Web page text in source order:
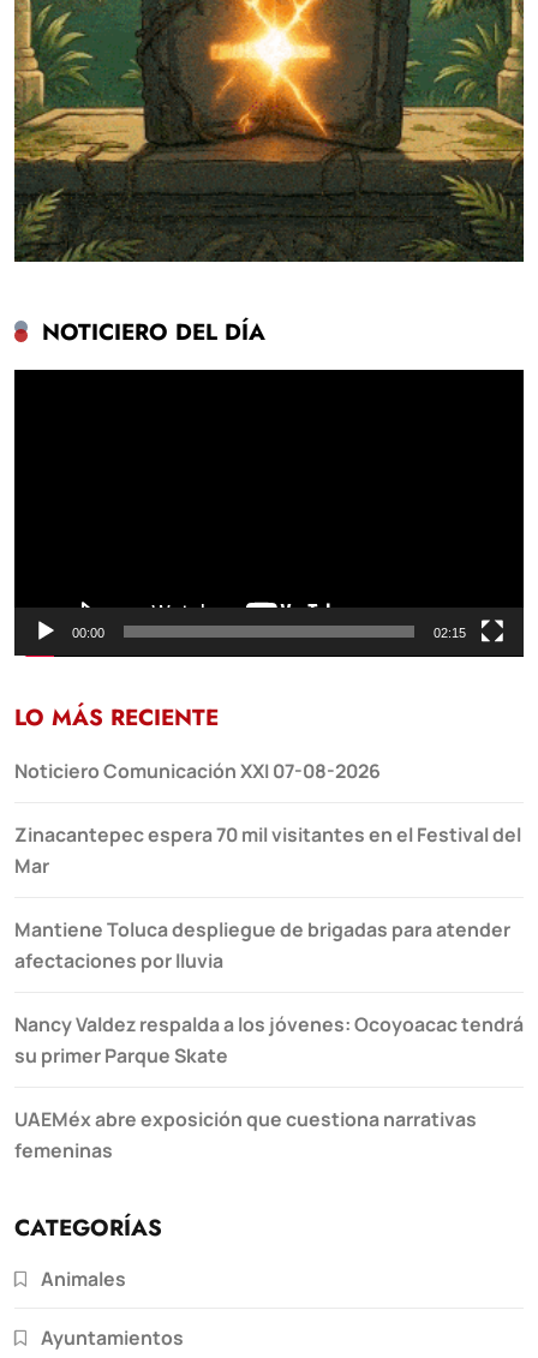
NOTICIERO DEL DÍA
00:00 02:15
LO MÁS RECIENTE
Noticiero Comunicación XXI 07-08-2026
Zinacantepec espera 70 mil visitantes en el Festival del
Mar
Mantiene Toluca despliegue de brigadas para atender
afectaciones por lluvia
Nancy Valdez respalda a los jóvenes: Ocoyoacac tendrá
su primer Parque Skate
UAEMéx abre exposición que cuestiona narrativas
femeninas
CATEGORÍAS
Animales
Ayuntamientos